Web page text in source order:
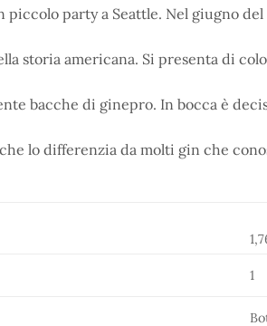
piccolo party a Seattle. Nel giugno
storia americana. Si presenta di
bacche di ginepro. In bocca è
lo differenzia da molti gin che
1